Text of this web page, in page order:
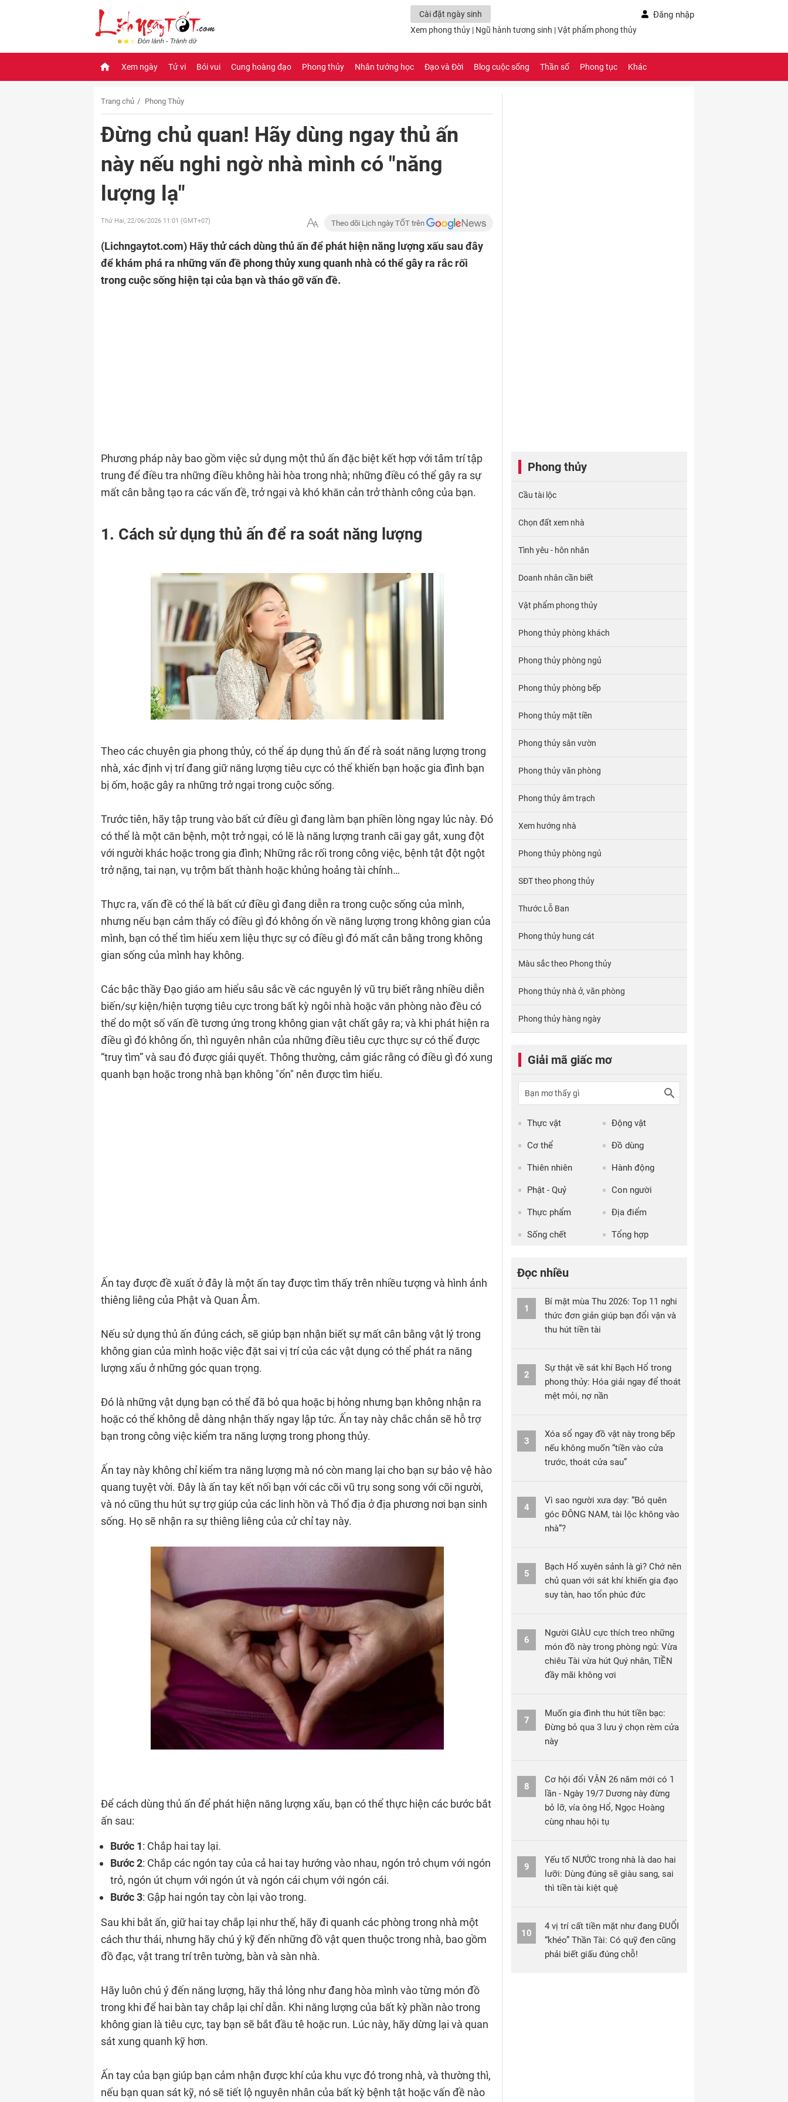
Cài đặt ngày sinh Đăng nhập
Xem phong thủy | Ngũ hành tương sinh |Vật phẩm phong thủy
Xem ngày Tử vi Bói vui Cung hoàng đạo Phong thủy Nhân tướng học Đạo và Đời Blog cuộc sống Thần số Phong tục Khác
Trang chủ Phong Thủy
Đừng chủ quan! Hãy dùng ngay thủ ấn
này nếu nghi ngờ nhà mình có "năng
lượng lạ"
Thứ Hai, 22/06/2026 11:01 (GMT+07) Theo dõi Lịch ngày TỐT trên
(Lichngaytot.com) Hãy thử cách dùng thủ ấn để phát hiện năng lượng xấu sau đây
để khám phá ra những vấn đề phong thủy xung quanh nhà có thể gây ra rắc rối
trong cuộc sống hiện tại của bạn và tháo gỡ vấn đề.
Phương pháp này bao gồm việc sử dụng một thủ ấn đặc biệt kết hợp với tâm trí tập
trung để điều tra những điều không hài hòa trong nhà; những điều có thể gây ra sự
mất cân bằng tạo ra các vấn đề, trở ngại và khó khăn cản trở thành công của bạn.
1. Cách sử dụng thủ ấn để ra soát năng lượng
Theo các chuyên gia phong thủy, có thể áp dụng thủ ấn để rà soát năng lượng trong
nhà, xác định vị trí đang giữ năng lượng tiêu cực có thể khiến bạn hoặc gia đình bạn
bị ốm, hoặc gây ra những trở ngại trong cuộc sống.
Trước tiên, hãy tập trung vào bất cứ điều gì đang làm bạn phiền lòng ngay lúc này. Đó
có thể là một căn bệnh, một trở ngại, có lẽ là năng lượng tranh cãi gay gắt, xung đột
với người khác hoặc trong gia đình; Những rắc rối trong công việc, bệnh tật đột ngột
trở nặng, tai nạn, vụ trộm bất thành hoặc khủng hoảng tài chính…
Thực ra, vấn đề có thể là bất cứ điều gì đang diễn ra trong cuộc sống của mình,
nhưng nếu bạn cảm thấy có điều gì đó không ổn về năng lượng trong không gian của
mình, bạn có thể tìm hiểu xem liệu thực sự có điều gì đó mất cân bằng trong không
gian sống của mình hay không.
Các bậc thầy Đạo giáo am hiểu sâu sắc về các nguyên lý vũ trụ biết rằng nhiều diễn
biến/sự kiện/hiện tượng tiêu cực trong bất kỳ ngôi nhà hoặc văn phòng nào đều có
thể do một số vấn đề tương ứng trong không gian vật chất gây ra; và khi phát hiện ra
điều gì đó không ổn, thì nguyên nhân của những điều tiêu cực thực sự có thể được
“truy tìm” và sau đó được giải quyết. Thông thường, cảm giác rằng có điều gì đó xung
quanh bạn hoặc trong nhà bạn không "ổn" nên được tìm hiểu.
Ấn tay được đề xuất ở đây là một ấn tay được tìm thấy trên nhiều tượng và hình ảnh
thiêng liêng của Phật và Quan Âm.
Nếu sử dụng thủ ấn đúng cách, sẽ giúp bạn nhận biết sự mất cân bằng vật lý trong
không gian của mình hoặc việc đặt sai vị trí của các vật dụng có thể phát ra năng
lượng xấu ở những góc quan trọng.
Đó là những vật dụng bạn có thể đã bỏ qua hoặc bị hỏng nhưng bạn không nhận ra
hoặc có thể không dễ dàng nhận thấy ngay lập tức. Ấn tay này chắc chắn sẽ hỗ trợ
bạn trong công việc kiểm tra năng lượng trong phong thủy.
Ấn tay này không chỉ kiểm tra năng lượng mà nó còn mang lại cho bạn sự bảo vệ hào
quang tuyệt vời. Đây là ấn tay kết nối bạn với các cõi vũ trụ song song với cõi người,
và nó cũng thu hút sự trợ giúp của các linh hồn và Thổ địa ở địa phương nơi bạn sinh
sống. Họ sẽ nhận ra sự thiêng liêng của cử chỉ tay này.
Để cách dùng thủ ấn để phát hiện năng lượng xấu, bạn có thể thực hiện các bước bắt
ấn sau:
Bước 1: Chắp hai tay lại.
Bước 2: Chắp các ngón tay của cả hai tay hướng vào nhau, ngón trỏ chụm với ngón
trỏ, ngón út chụm với ngón út và ngón cái chụm với ngón cái.
Bước 3: Gập hai ngón tay còn lại vào trong.
Sau khi bắt ấn, giữ hai tay chắp lại như thế, hãy đi quanh các phòng trong nhà một
cách thư thái, nhưng hãy chú ý kỹ đến những đồ vật quen thuộc trong nhà, bao gồm
đồ đạc, vật trang trí trên tường, bàn và sàn nhà.
Hãy luôn chú ý đến năng lượng, hãy thả lỏng như đang hòa mình vào từng món đồ
trong khi để hai bàn tay chắp lại chỉ dẫn. Khi năng lượng của bất kỳ phần nào trong
không gian là tiêu cực, tay bạn sẽ bắt đầu tê hoặc run. Lúc này, hãy dừng lại và quan
sát xung quanh kỹ hơn.
Ấn tay của bạn giúp bạn cảm nhận được khí của khu vực đó trong nhà, và thường thì,
nếu bạn quan sát kỹ, nó sẽ tiết lộ nguyên nhân của bất kỳ bệnh tật hoặc vấn đề nào
Phong thủy
Cầu tài lộc
Chọn đất xem nhà
Tình yêu - hôn nhân
Doanh nhân cần biết
Vật phẩm phong thủy
Phong thủy phòng khách
Phong thủy phòng ngủ
Phong thủy phòng bếp
Phong thủy mặt tiền
Phong thủy sân vườn
Phong thủy văn phòng
Phong thủy âm trạch
Xem hướng nhà
Phong thủy phòng ngủ
SĐT theo phong thủy
Thước Lỗ Ban
Phong thủy hung cát
Màu sắc theo Phong thủy
Phong thủy nhà ở, văn phòng
Phong thủy hàng ngày
Giải mã giấc mơ
Thực vật Động vật
Cơ thể Đồ dùng
Thiên nhiên Hành động
Phật - Quỷ Con người
Thực phẩm Địa điểm
Sống chết Tổng hợp
Đọc nhiều
1
Bí mật mùa Thu 2026: Top 11 nghi
thức đơn giản giúp bạn đổi vận và
thu hút tiền tài
2
Sự thật về sát khí Bạch Hổ trong
phong thủy: Hóa giải ngay để thoát
mệt mỏi, nợ nần
3
Xóa sổ ngay đồ vật này trong bếp
nếu không muốn “tiền vào cửa
trước, thoát cửa sau”
4
Vì sao người xưa dạy: “Bỏ quên
góc ĐÔNG NAM, tài lộc không vào
nhà”?
5
Bạch Hổ xuyên sảnh là gì? Chớ nên
chủ quan với sát khí khiến gia đạo
suy tàn, hao tổn phúc đức
6
Người GIÀU cực thích treo những
món đồ này trong phòng ngủ: Vừa
chiêu Tài vừa hút Quý nhân, TIỀN
đầy mãi không vơi
7
Muốn gia đình thu hút tiền bạc:
Đừng bỏ qua 3 lưu ý chọn rèm cửa
này
8
Cơ hội đổi VẬN 26 năm mới có 1
lần - Ngày 19/7 Dương này đừng
bỏ lỡ, vía ông Hổ, Ngọc Hoàng
cùng nhau hội tụ
9
Yếu tố NƯỚC trong nhà là dao hai
lưỡi: Dùng đúng sẽ giàu sang, sai
thì tiền tài kiệt quệ
10
4 vị trí cất tiền mặt như đang ĐUỔI
“khéo” Thần Tài: Có quỹ đen cũng
phải biết giấu đúng chỗ!